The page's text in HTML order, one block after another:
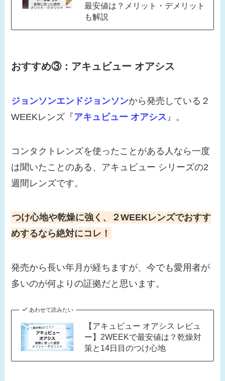
最安値は？メリット・デメリット
も解説
おすすめ③：アキュビュー オアシス
ジョンソンエンドジョンソンから発売している２
WEEKレンズ『アキュビュー オアシス』。
コンタクトレンズを使ったことがある人なら一度
は聞いたことのある、アキュビュー シリーズの2
週間レンズです。
つけ心地や乾燥に強く、２WEEKレンズでおすす
めするなら絶対にコレ！
発売から長い年月が経ちますが、今でも愛用者が
多いのが何よりの証拠だと思います。
あわせて読みたい
【アキュビュー オアシス レビュ
ー】2WEEKで最安値は？乾燥対
策と14日目のつけ心地